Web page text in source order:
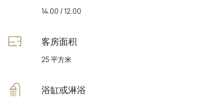
14.00 / 12.00
客房面积
25 平方米
浴缸或淋浴